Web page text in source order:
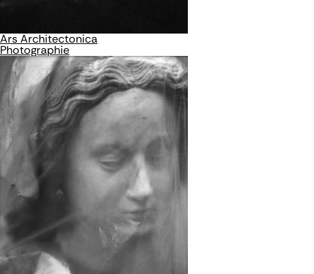
Ars Architectonica
Photographie